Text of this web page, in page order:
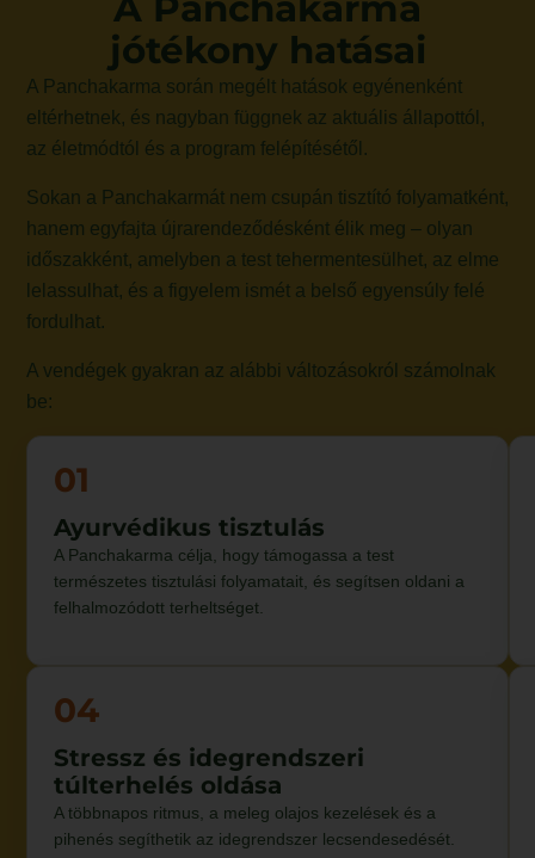
jótékony hatásai
A Panchakarma során megélt hatások egyénenként
eltérhetnek, és nagyban függnek az aktuális állapottól,
az életmódtól és a program felépítésétől.
Sokan a Panchakarmát nem csupán tisztító folyamatként,
hanem egyfajta újrarendeződésként élik meg – olyan
időszakként, amelyben a test tehermentesülhet, az elme
lelassulhat, és a figyelem ismét a belső egyensúly felé
fordulhat.
A vendégek gyakran az alábbi változásokról számolnak
be:
01
Ayurvédikus tisztulás
A Panchakarma célja, hogy támogassa a test
természetes tisztulási folyamatait, és segítsen oldani a
felhalmozódott terheltséget.
04
Stressz és idegrendszeri
túlterhelés oldása
A többnapos ritmus, a meleg olajos kezelések és a
pihenés segíthetik az idegrendszer lecsendesedését.